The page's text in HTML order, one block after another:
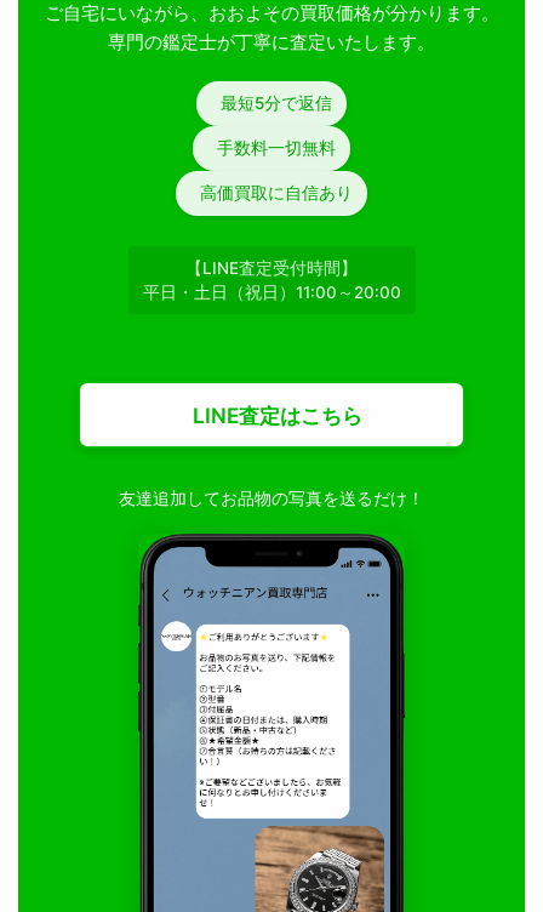
お役立ち情報
お気軽にご相談ください
0120-954-800
(11:00～20:00年中無休)
メール査定はこちらから
ご自宅にいながら、おおよその買取価格が分かります。
専門の鑑定士が丁寧に査定いたします。
最短5分で返信
手数料一切無料
高価買取に自信あり
【LINE査定受付時間】
平日・土日（祝日）11:00～20:00
LINE査定はこちら
友達追加してお品物の写真を送るだけ！